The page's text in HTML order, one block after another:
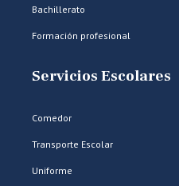
Bachillerato
Formación profesional
Servicios Escolares
Comedor
Transporte Escolar
Uniforme